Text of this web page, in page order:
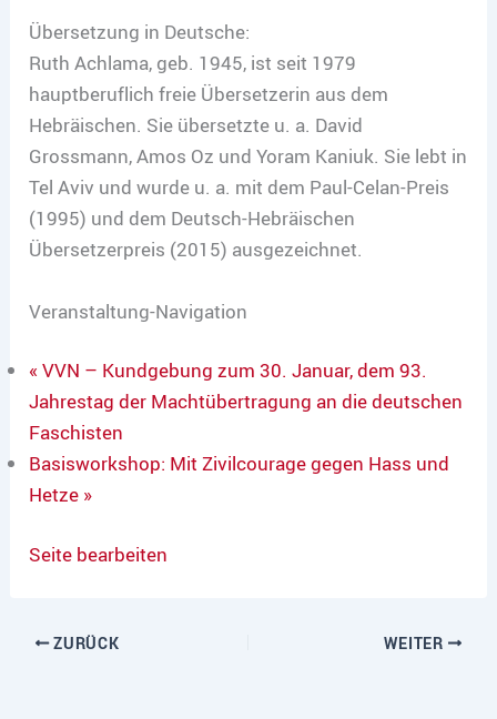
Übersetzung in Deutsche:
Ruth Achlama, geb. 1945, ist seit 1979
hauptberuflich freie Übersetzerin aus dem
Hebräischen. Sie übersetzte u. a. David
Grossmann, Amos Oz und Yoram Kaniuk. Sie lebt in
Tel Aviv und wurde u. a. mit dem Paul-Celan-Preis
(1995) und dem Deutsch-Hebräischen
Übersetzerpreis (2015) ausgezeichnet.
Veranstaltung-Navigation
« VVN – Kundgebung zum 30. Januar, dem 93.
Jahrestag der Machtübertragung an die deutschen
Faschisten
Basisworkshop: Mit Zivilcourage gegen Hass und
Hetze »
Seite bearbeiten
ZURÜCK WEITER